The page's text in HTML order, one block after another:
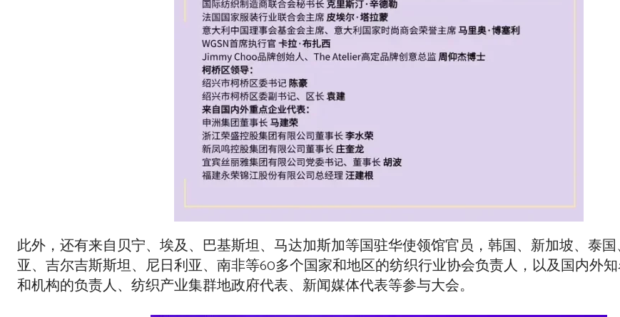
此外，还有来自贝宁、埃及、巴基斯坦、马达加斯加等国驻华使领馆官员，韩国、新加坡、泰
亚、吉尔吉斯斯坦、尼日利亚、南非等60多个国家和地区的纺织行业协会负责人，以及国内外
和机构的负责人、纺织产业集群地政府代表、新闻媒体代表等参与大会。